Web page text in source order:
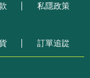
私隱政策
訂單追踨